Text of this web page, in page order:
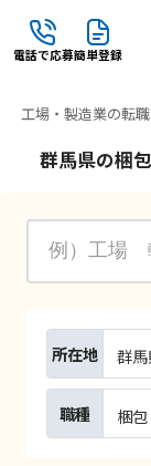
電話で応募簡単登録
工場・製造業の転
群馬県の梱
所在地 群
職種 梱